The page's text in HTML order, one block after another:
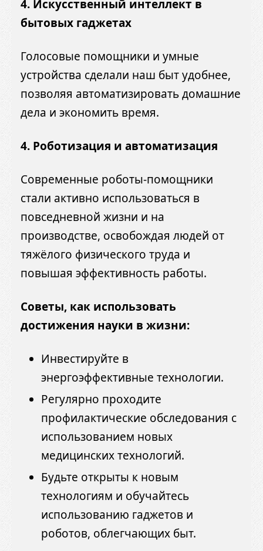
4. Искусственный интеллект в
бытовых гаджетах
Голосовые помощники и умные
устройства сделали наш быт удобнее,
позволяя автоматизировать домашние
дела и экономить время.
4. Роботизация и автоматизация
Современные роботы-помощники
стали активно использоваться в
повседневной жизни и на
производстве, освобождая людей от
тяжёлого физического труда и
повышая эффективность работы.
Советы, как использовать
достижения науки в жизни:
Инвестируйте в
энергоэффективные технологии.
Регулярно проходите
профилактические обследования с
использованием новых
медицинских технологий.
Будьте открыты к новым
технологиям и обучайтесь
использованию гаджетов и
роботов, облегчающих быт.